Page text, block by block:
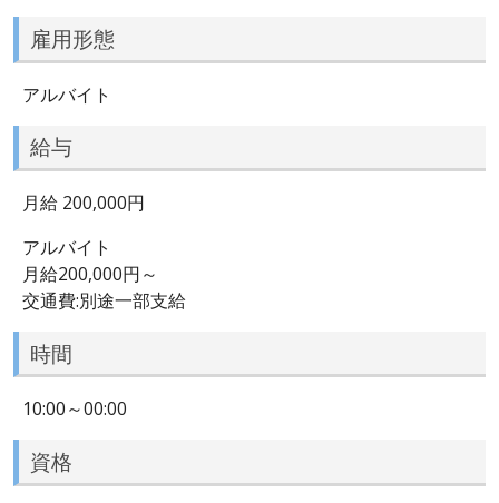
雇用形態
アルバイト
給与
月給 200,000円
アルバイト
月給200,000円～
交通費:別途一部支給
時間
10:00～00:00
資格